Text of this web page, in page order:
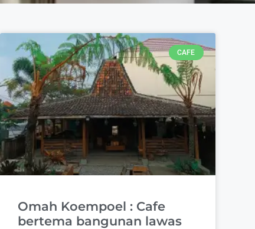
CAFE
Omah Koempoel : Cafe
bertema bangunan lawas